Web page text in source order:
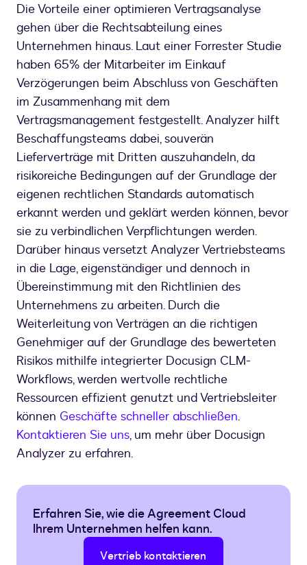
Die Vorteile einer optimieren Vertragsanalyse
gehen über die Rechtsabteilung eines
Unternehmen hinaus. Laut einer Forrester Studie
haben 65% der Mitarbeiter im Einkauf
Verzögerungen beim Abschluss von Geschäften
im Zusammenhang mit dem
Vertragsmanagement festgestellt. Analyzer hilft
Beschaffungsteams dabei, souverän
Lieferverträge mit Dritten auszuhandeln, da
risikoreiche Bedingungen auf der Grundlage der
eigenen rechtlichen Standards automatisch
erkannt werden und geklärt werden können, bevor
sie zu verbindlichen Verpflichtungen werden.
Darüber hinaus versetzt Analyzer Vertriebsteams
in die Lage, eigenständiger und dennoch in
Übereinstimmung mit den Richtlinien des
Unternehmens zu arbeiten. Durch die
Weiterleitung von Verträgen an die richtigen
Genehmiger auf der Grundlage des bewerteten
Risikos mithilfe integrierter Docusign CLM-
Workflows, werden wertvolle rechtliche
Ressourcen effizient genutzt und Vertriebsleiter
können Geschäfte schneller abschließen.
Kontaktieren Sie uns, um mehr über Docusign
Analyzer zu erfahren.
Erfahren Sie, wie die Agreement Cloud
Ihrem Unternehmen helfen kann.
Vertrieb kontaktieren